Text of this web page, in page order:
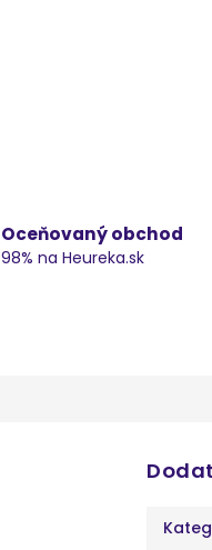
Oceňovaný obchod
98% na Heureka.sk